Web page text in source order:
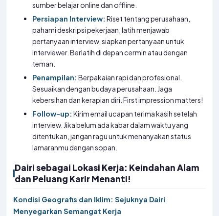
sumber belajar online dan offline.
Persiapan Interview: Riset tentang perusahaan,
pahami deskripsi pekerjaan, latih menjawab
pertanyaan interview, siapkan pertanyaan untuk
interviewer. Berlatih di depan cermin atau dengan
teman.
Penampilan: Berpakaian rapi dan profesional.
Sesuaikan dengan budaya perusahaan. Jaga
kebersihan dan kerapian diri. First impression matters!
Follow-up: Kirim email ucapan terima kasih setelah
interview. Jika belum ada kabar dalam waktu yang
ditentukan, jangan ragu untuk menanyakan status
lamaranmu dengan sopan.
Dairi sebagai Lokasi Kerja: Keindahan Alam
dan Peluang Karir Menanti!
Kondisi Geografis dan Iklim: Sejuknya Dairi
Menyegarkan Semangat Kerja